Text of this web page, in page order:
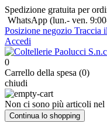
Spedizione gratuita per
WhatsApp (lun.- ven.
Posizione negozio Traccia
Accedi
0
Carrello della spesa (0)
chiudi
Non ci sono più articoli nel
Continua lo shopping